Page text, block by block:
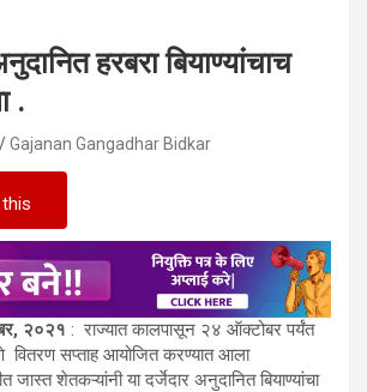
हरबरा बियाण्यांचाच
.
Gajanan Gangadhar Bidkar
, २०२१ : राज्यात कालपासून २४ ऑक्टोबर पर्यंत
वितरण सप्ताह आयोजित करण्यात आला
जास्त शेतकऱ्यांनी या दर्जेदार अनुदानित बियाण्यांचा